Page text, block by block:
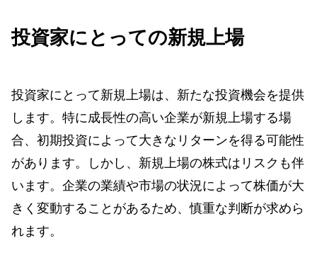
投資家にとっての新規上場
投資家にとって新規上場は、新たな投資機会を提供
します。特に成長性の高い企業が新規上場する場
合、初期投資によって大きなリターンを得る可能性
があります。しかし、新規上場の株式はリスクも伴
います。企業の業績や市場の状況によって株価が大
きく変動することがあるため、慎重な判断が求めら
れます。